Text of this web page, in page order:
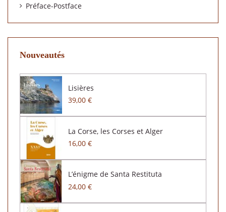
Préface-Postface
Nouveautés
Lisières
39,00 €
La Corse, les Corses et Alger
16,00 €
L’énigme de Santa Restituta
24,00 €